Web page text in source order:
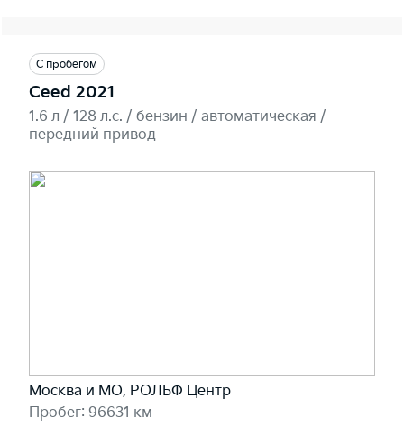
С пробегом
Ceed 2021
1.6 л / 128 л.c. / бензин / автоматическая /
передний привод
Москва и МО, РОЛЬФ Центр
Пробег: 96631 км